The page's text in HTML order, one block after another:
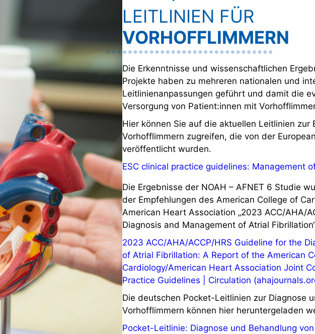
LEITLINIEN FÜR
VORHOFFLIMMERN
Die Erkenntnisse und wissenschaftlichen
Projekte haben zu mehreren nationalen und
Leitlinienanpassungen geführt und damit die
Versorgung von Patient:innen mit
Hier können Sie auf die aktuellen Leitlinien zur
Vorhofflimmern zugreifen, die von der
veröffentlicht wurden.
ESC clinical practice guidelines: Management
Die Ergebnisse der NOAH – AFNET 6 Studie
der Empfehlungen des American College of
American Heart Association „2023 ACC/AHA/
Diagnosis and Management of Atrial
2023 ACC/AHA/ACCP/HRS Guideline for the
of Atrial Fibrillation: A Report of the American
Cardiology/American Heart Association Joint
Practice Guidelines | Circulation
Die deutschen Pocket-Leitlinien zur Diagnose
Vorhofflimmern können hier heruntergeladen
Pocket-Leitlinie: Diagnose und Behandlung